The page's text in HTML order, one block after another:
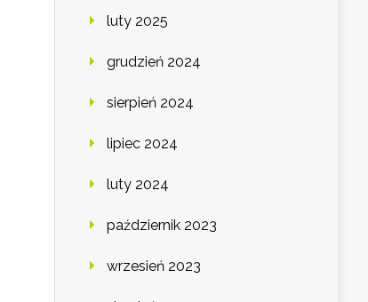
luty 2025
grudzień 2024
sierpień 2024
lipiec 2024
luty 2024
październik 2023
wrzesień 2023